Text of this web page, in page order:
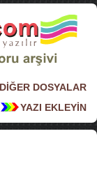
DİĞER DOSYALAR
YAZI EKLEYİN